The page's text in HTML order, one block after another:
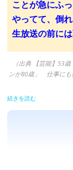
ことが急にふ
やってて、倒
生放送の前に
（出典 【芸能】53
ンが80歳」 仕事にも
続きを読む